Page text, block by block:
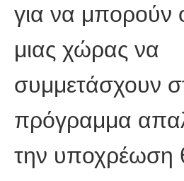
για να μπορούν
μιας χώρας να
συμμετάσχουν
πρόγραμμα
την υποχρέωση